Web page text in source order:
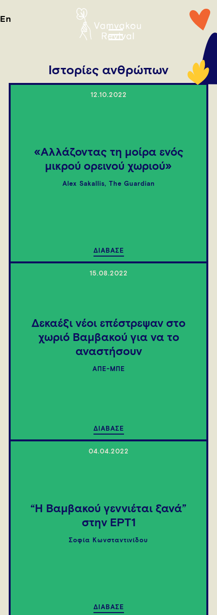
En
Ιστορίες ανθρώπων
12.10.2022
«Αλλάζοντας τη μοίρα ενός
μικρού ορεινού χωριού»
Alex Sakallis, The Guardian
ΔΙΑΒΑΣΕ
15.08.2022
Δεκαέξι νέοι επέστρεψαν στο
χωριό Βαμβακού για να το
αναστήσουν
ΑΠΕ-ΜΠΕ
ΔΙΑΒΑΣΕ
04.04.2022
“Η Βαμβακού γεννιέται ξανά”
στην ΕΡΤ1
Σοφία Κωνσταντινίδου
ΔΙΑΒΑΣΕ